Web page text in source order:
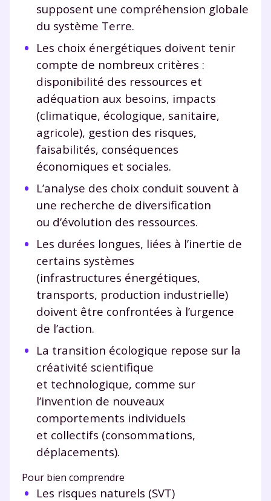
supposent une compréhension globale
du système Terre.
Les choix énergétiques doivent tenir
compte de nombreux critères :
disponibilité des ressources et
adéquation aux besoins, impacts
(climatique, écologique, sanitaire,
agricole), gestion des risques,
faisabilités, conséquences
économiques et sociales.
L’analyse des choix conduit souvent à
une recherche de diversification
ou d’évolution des ressources.
Les durées longues, liées à l’inertie de
certains systèmes
(infrastructures énergétiques,
transports, production industrielle)
doivent être confrontées à l’urgence
de l’action.
La transition écologique repose sur la
créativité scientifique
et technologique, comme sur
l’invention de nouveaux
comportements individuels
et collectifs (consommations,
déplacements).
Pour bien comprendre
Les risques naturels (SVT)